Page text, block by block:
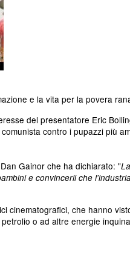
e la vita per la povera
del presentatore Eric
contro i pupazzi più
Gainor che ha dichiarato: "
e convincerli che
cinematografici, che hanno
o ad altre energie